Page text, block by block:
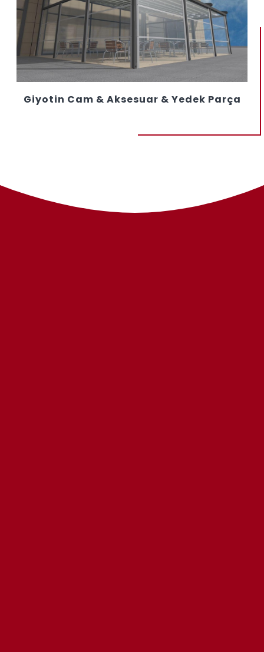
Giyotin Cam & Aksesuar & Yedek Parça